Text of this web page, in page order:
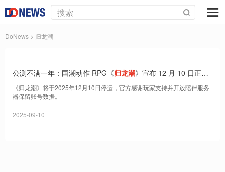
DoNews > 归龙潮
公测不满一年：国潮动作 RPG《归龙潮》宣布 12 月 10 日正式
停运
《归龙潮》将于2025年12月10日停运，官方感谢玩家支持并开放陪伴服务
器保留账号数据。
2025-09-10